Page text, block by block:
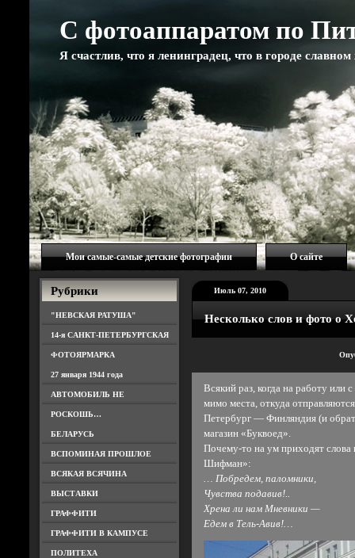
С фотоаппаратом по
Я счастлив, что я ленинградец, что в городе
Мои самые-самые детские фотографии О сайте
Рубрики
"НЕВСКАЯ РАТУША"
14-я САНКТ-ПЕТЕРБУРГСКАЯ
ФОТОЯРМАРКА
27 января 1944 года
АВТОМОБИЛЬ НЕ
РОСКОШЬ…
БЕЛАРУСЬ
ВСПОМИНАЯ ПРОШЛОЕ
ВСЯКАЯ ВСЯЧИНА
ВЫСТАВКИ
ГРАФФИТИ
ГРАФФИТИ В КАМПУСЕ
ПОЛИТЕХА
Июль 07, 2010
Несколько слов и фото о
Всякий раз, когда на работу
мимо места, откуда
Петербург — Финляндия (и
магазин «Буквоед».
Почему-то на ум приходят
Шифман»:
… Побредем, паломники,
Чувства подавив!..
Хрена ли нам Мневники —
Едем в Тель-Авив!…